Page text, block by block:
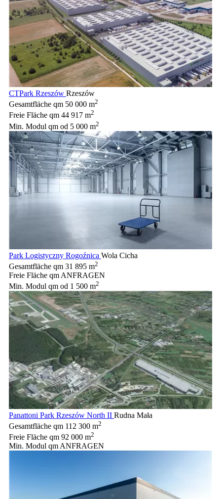
CTPark Rzeszów Rzeszów
Gesamtfläche qm 50 000 m2
Freie Fläche qm 44 917 m2
Min. Modul qm od 5 000 m2
Park Logistyczny Rogoźnica Wola Cicha
Gesamtfläche qm 31 895 m2
Freie Fläche qm ANFRAGEN
Min. Modul qm od 1 500 m2
Panattoni Park Rzeszów North II Rudna Mała
Gesamtfläche qm 112 300 m2
Freie Fläche qm 92 000 m2
Min. Modul qmANFRAGEN